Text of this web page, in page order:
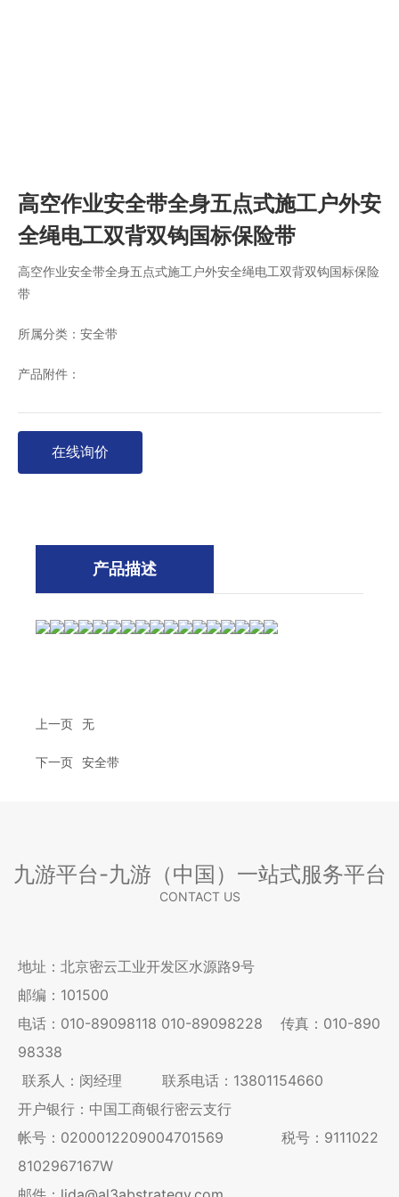
高空作业安全带全身五点式施工户外安
全绳电工双背双钩国标保险带
高空作业安全带全身五点式施工户外安全绳电工双背双钩国标保险
带
所属分类： 安全带
产品附件：
在线询价
产品描述
上一页 无
下一页 安全带
九游平台-九游（中国）一站式服务平台
CONTACT US
地址：北京密云工业开发区水源路9号
邮编：101500
电话： 010-89098118 010-89098228 传真：010-890
98338
联系人：闵经理 联系电话：13801154660
开户银行：中国工商银行密云支行
帐号：0200012209004701569 税号：9111022
8102967167W